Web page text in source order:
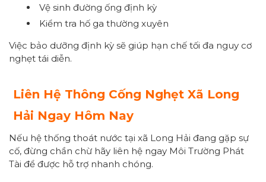
Vệ sinh đường ống định kỳ
Kiểm tra hố ga thường xuyên
Việc bảo dưỡng định kỳ sẽ giúp hạn chế tối đa nguy cơ
nghẹt tái diễn.
Liên Hệ Thông Cống Nghẹt Xã Long
Hải Ngay Hôm Nay
Nếu hệ thống thoát nước tại xã Long Hải đang gặp sự
cố, đừng chần chừ hãy liên hệ ngay Môi Trường Phát
Tài để được hỗ trợ nhanh chóng.